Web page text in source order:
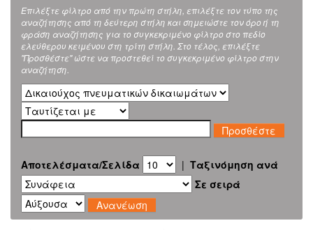
Επιλέξτε φίλτρο από την πρώτη στήλη, επιλέξτε τον τύπο της
αναζήτησης από τη δεύτερη στήλη και σημειώστε τον όρο ή τη
φράση αναζήτησης για το συγκεκριμένο φίλτρο στο πεδίο
ελεύθερου κειμένου στη τρίτη στήλη. Στο τέλος, επιλέξτε
"Προσθέστε" ώστε να προστεθεί το συγκεκριμένο φίλτρο στην
αναζήτηση.
Αποτελέσματα/Σελίδα | Ταξινόμηση ανά
Σε σειρά